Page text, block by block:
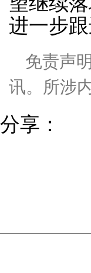
进一步
免责声
讯。所涉
分享：